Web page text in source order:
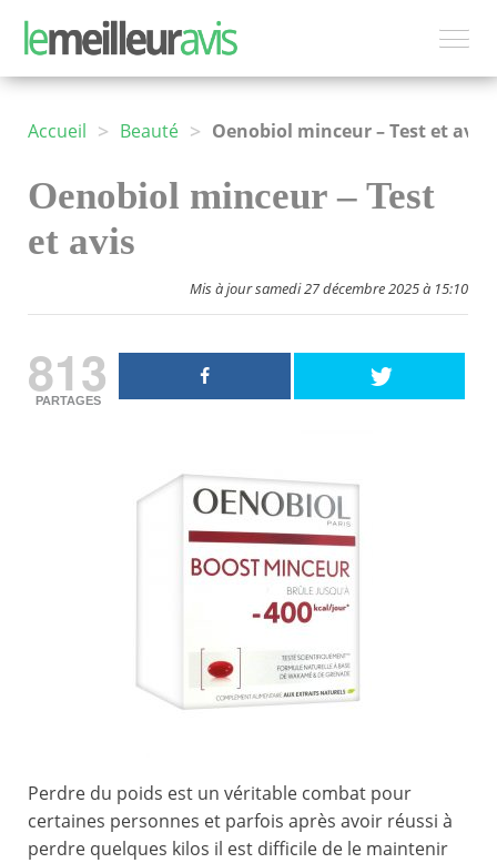
Accueil > Beauté > Oenobiol minceur – Test et avis
Oenobiol minceur – Test
et avis
Mis à jour samedi 27 décembre 2025 à 15:10
813
PARTAGES
Perdre du poids est un véritable combat pour
certaines personnes et parfois après avoir réussi à
perdre quelques kilos il est difficile de le maintenir